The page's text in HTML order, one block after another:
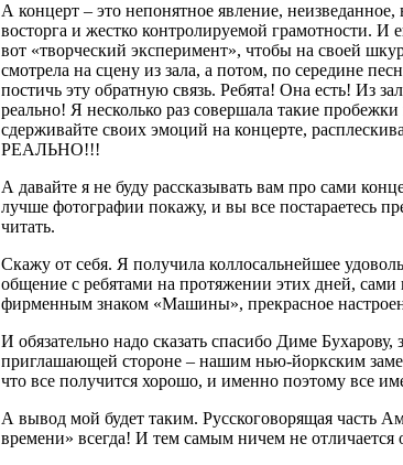
А концерт – это непонятное явление,
восторга и жестко контролируемой грамотности.
вот «творческий эксперимент», чтобы на своей
смотрела на сцену из зала, а потом, по середине
постичь эту обратную связь. Ребята! Она есть! Из
реально! Я несколько раз совершала такие
сдерживайте своих эмоций на концерте,
РЕАЛЬНО!!!
А давайте я не буду рассказывать вам про сами
лучше фотографии покажу, и вы все постараетесь
читать.
Скажу от себя. Я получила коллосальнейшее
общение с ребятами на протяжении этих дней,
фирменным знаком «Машины», прекрасное
И обязательно надо сказать спасибо Диме
приглашающей стороне – нашим нью-йоркским
что все получится хорошо, и именно поэтому все
А вывод мой будет таким. Русскоговорящая часть
времени» всегда! И тем самым ничем не отличается